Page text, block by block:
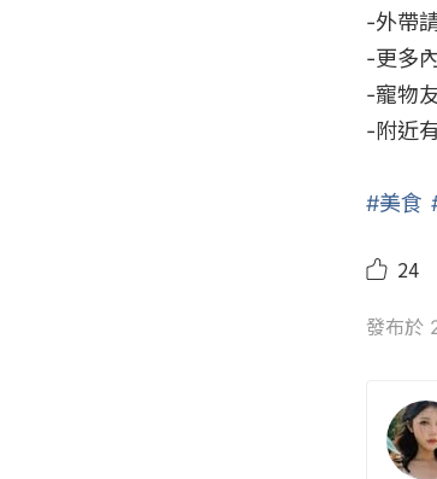
-外帶
-更多
-寵物
-附近
#美食
24
發布於